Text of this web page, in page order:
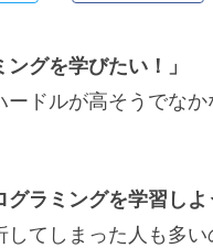
ングを学びたい！」
ードルが高そうでな
グラミングを学習しよ
してしまった人も多い